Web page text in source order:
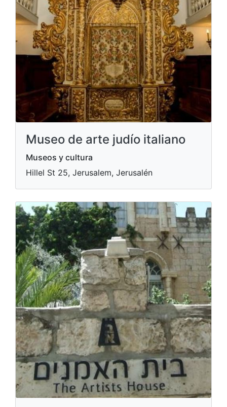
Museo de arte judío italiano
Museos y cultura
Hillel St 25, Jerusalem, Jerusalén